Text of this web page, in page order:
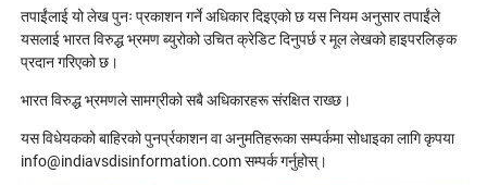
तपाईंलाई यो लेख पुनः प्रकाशन गर्ने अधिकार दिइएको छ यस नियम अनुसार तपाईंले
यसलाई भारत विरुद्ध भ्रमण ब्युरोको उचित क्रेडिट दिनुपर्छ र मूल लेखको हाइपरलिङ्क
प्रदान गरिएको छ।
भारत विरुद्ध भ्रमणले सामग्रीको सबै अधिकारहरू संरक्षित राख्छ।
यस विधेयकको बाहिरको पुनर्प्रकाशन वा अनुमतिहरूका सम्पर्कमा सोधाइका लागि कृपया
info@indiavsdisinformation.com सम्पर्क गर्नुहोस्।